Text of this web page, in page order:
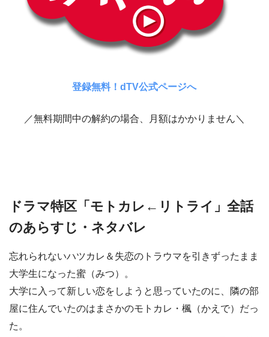
登録無料！dTV公式ページへ
／無料期間中の解約の場合、月額はかかりません＼
ドラマ特区「モトカレ←リトライ」全話
のあらすじ・ネタバレ
忘れられないハツカレ＆失恋のトラウマを引きずったまま
大学生になった蜜（みつ）。
大学に入って新しい恋をしようと思っていたのに、隣の部
屋に住んでいたのはまさかのモトカレ・楓（かえで）だっ
た。